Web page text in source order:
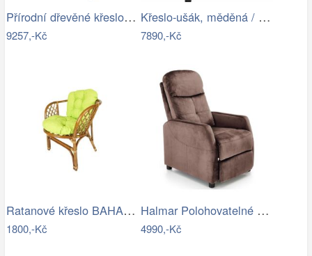
Přírodní dřevěné křeslo s výpletem…
9257,-Kč
Křeslo-ušák, měděná / černá, RODEZA Mdum
7890,-Kč
Ratanové křeslo BAHAMA - tmavé
1800,-Kč
Halmar Polohovatelné křeslo FELIPE…
4990,-Kč